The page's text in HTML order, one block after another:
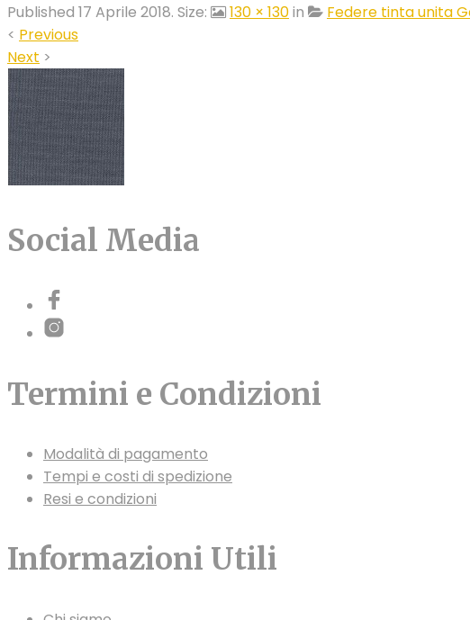
Published 17 Aprile 2018. Size: 130 × 130in
Federe tinta unita
< Previous
Next >
Social Media
Termini e Condizioni
Modalità di pagamento
Tempi e costi di spedizione
Resi e condizioni
Informazioni Utili